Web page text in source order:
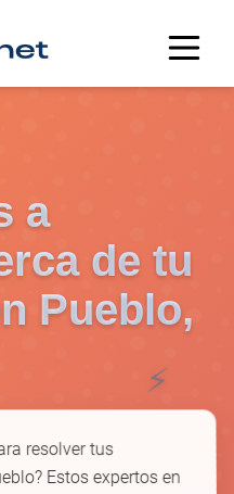
⚡
a
de tu
Pueblo,
resolver tus
Estos expertos en